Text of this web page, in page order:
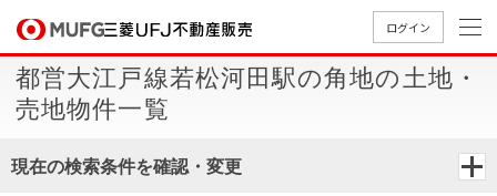
ログイン
買いたい
売りたい
都営大江戸線若松河田駅の角地の土地・
売地物件一覧
現在の検索条件を確認・変更